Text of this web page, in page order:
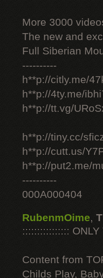
More 3000
The new and
Full Siberian
----------
h**p://citly.me/
h**p://4ty.me/
h**p://tt.vg/
h**p://tiny.cc/
h**p://cutt.us/
h**p://put2.me/
----------
000A000404
RubenmOime,
::::::::::::::::
Content from
Childs Play,